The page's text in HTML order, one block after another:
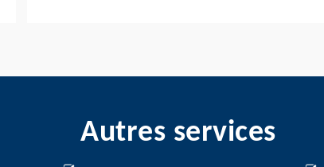
Autres services